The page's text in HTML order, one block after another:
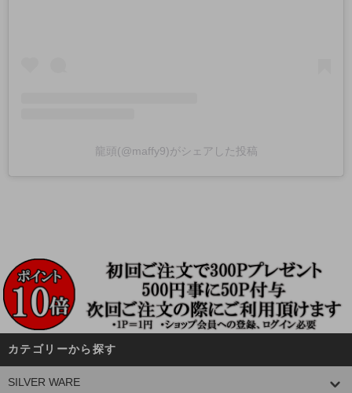
龍頭(@maffy9)がシェアした投稿
カテゴリーから探す
SILVER WARE